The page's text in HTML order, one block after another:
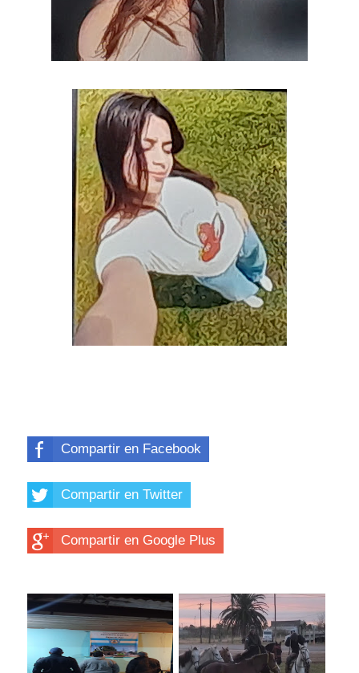
Compartir en Facebook
Compartir en Twitter
Compartir en Google Plus